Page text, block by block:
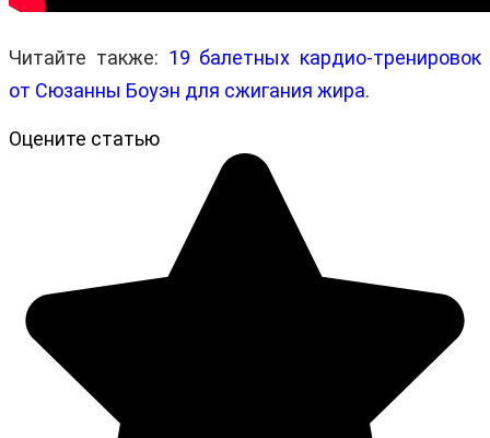
Читайте также: 19 балетных кардио-тренировок
от Сюзанны Боуэн для сжигания жира.
Оцените статью